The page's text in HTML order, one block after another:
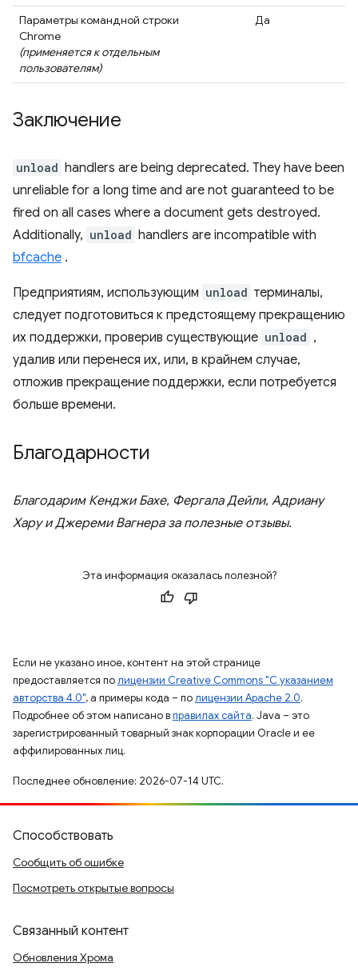
Параметры командной строки
Chrome
(применяется к отдельным
пользователям)
Да
Заключение
unload handlers are being deprecated. They have been
unreliable for a long time and are not guaranteed to be
fired on all cases where a document gets destroyed.
Additionally, unload handlers are incompatible with
bfcache .
Предприятиям, использующим unload терминалы,
следует подготовиться к предстоящему прекращению
их поддержки, проверив существующие unload ,
удалив или перенеся их, или, в крайнем случае,
отложив прекращение поддержки, если потребуется
больше времени.
Благодарности
Благодарим Кенджи Бахе, Фергала Дейли, Адриану
Хару и Джереми Вагнера за полезные отзывы.
Эта информация оказалась полезной?
Если не указано иное, контент на этой странице
предоставляется полицензии Creative Commons "С указанием
авторства 4.0", а примеры кода – полицензии Apache 2.0.
Подробнее об этом написано вправилах сайта. Java – это
зарегистрированный товарный знак корпорации Oracle и ее
аффилированных лиц.
Последнее обновление: 2026-07-14 UTC.
Способствовать
Сообщить об ошибке
Посмотреть открытые вопросы
Связанный контент
Обновления Хрома